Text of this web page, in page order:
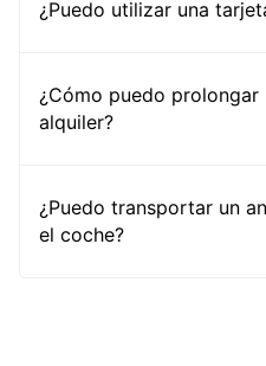
¿Puedo utilizar una
¿Cómo puedo
alquiler?
¿Puedo transportar un
el coche?